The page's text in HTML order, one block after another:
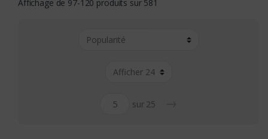
Affichage de 97-120 produits sur 581
sur 25